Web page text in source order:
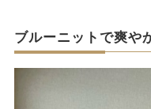
ブルーニットで爽や